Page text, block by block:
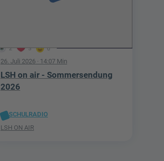
2 3 0
26. Juli 2026· 14:07 Min
LSH on air - Sommersendung
2026
SCHULRADIO
LSH ON AIR